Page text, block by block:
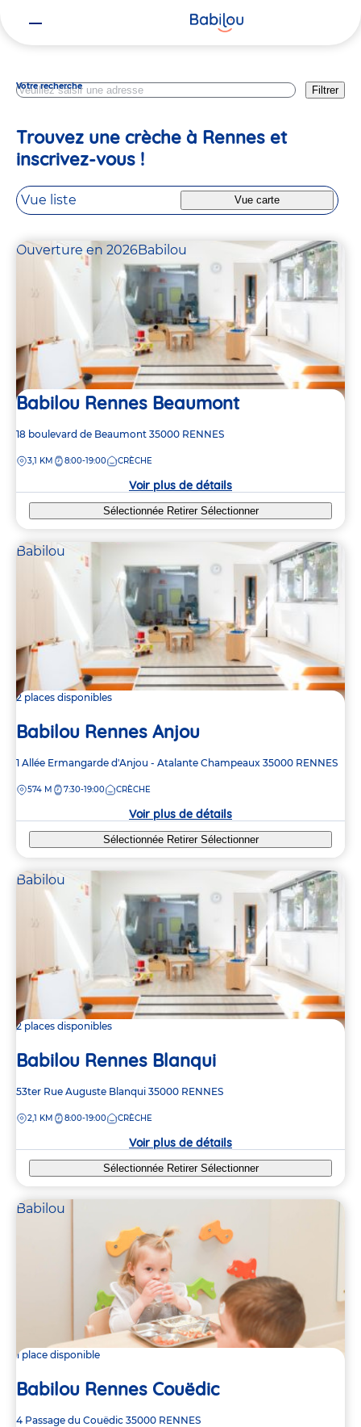
Votre recherche Filtrer
Trouvez une crèche à Rennes et
inscrivez-vous !
Vue liste Vue carte
Ouverture en 2026Babilou
Babilou Rennes Beaumont
Adresse
la
18 boulevard de Beaumont 35000 RENNES
DISTANCE
3,1 KM 8:00-19:00 CRÈCHE
Voir plus de détails
Sélectionnée Retirer Sélectionner
Babilou
2 places disponibles
Babilou Rennes Anjou
Adresse
la
1 Allée Ermangarde d'Anjou - Atalante Champeaux 35000 RENNES
DISTANCE
574 M 7:30-19:00 CRÈCHE
Voir plus de détails
Sélectionnée Retirer Sélectionner
Babilou
2 places disponibles
Babilou Rennes Blanqui
Adresse
la
53ter Rue Auguste Blanqui 35000 RENNES
DISTANCE
2,1 KM 8:00-19:00 CRÈCHE
Voir plus de détails
Sélectionnée Retirer Sélectionner
Babilou
1 place disponible
Babilou Rennes Couëdic
Adresse
4 Passage du Couëdic 35000 RENNES